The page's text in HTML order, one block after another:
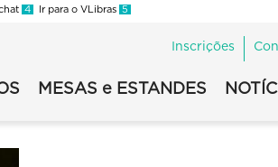
4 Ir para o VLibras 5
Inscrições
MESAS e ESTANDES